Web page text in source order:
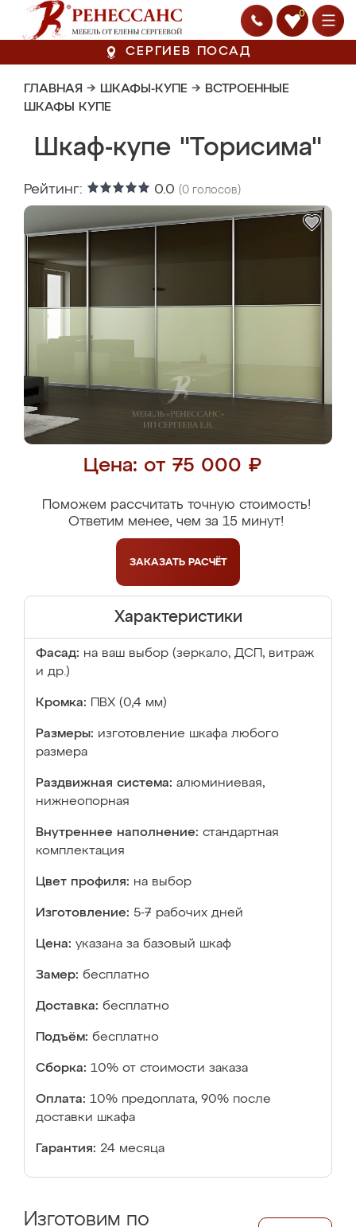
0
СЕРГИЕВ ПОСАД
ГЛАВНАЯ → ШКАФЫ-КУПЕ → ВСТРОЕННЫЕ
ШКАФЫ КУПЕ
Шкаф-купе "Торисима"
Рейтинг: 0.0 (0 голосов)
Цена: от 75 000 ₽
Поможем рассчитать точную стоимость!
Ответим менее, чем за 15 минут!
ЗАКАЗАТЬ РАСЧЁТ
Характеристики
Фасад: на ваш выбор (зеркало, ДСП, витраж
и др.)
Кромка: ПВХ (0,4 мм)
Размеры: изготовление шкафа любого
размера
Раздвижная система: алюминиевая,
нижнеопорная
Внутреннее наполнение: стандартная
комплектация
Цвет профиля: на выбор
Изготовление: 5-7 рабочих дней
Цена: указана за базовый шкаф
Замер: бесплатно
Доставка: бесплатно
Подъём: бесплатно
Сборка: 10% от стоимости заказа
Оплата: 10% предоплата, 90% после
доставки шкафа
Гарантия: 24 месяца
Изготовим по